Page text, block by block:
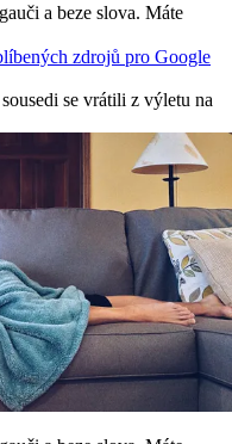
a beze slova. Máte
zdrojů pro Google
se vrátili z výletu na